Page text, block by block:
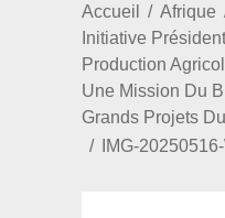
Accueil
Afrique
Initiative
Production
Une Mission Du
Grands Projets
IMG-